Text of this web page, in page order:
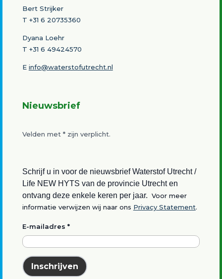
Bert Strijker
T +31 6 20735360
Dyana Loehr
T +31 6 49424570
E info@waterstofutrecht.nl
Nieuwsbrief
Velden met *zijn verplicht.
Schrijf u in voor de nieuwsbrief Waterstof Utrecht /
Life NEW HYTS van de provincie Utrecht en
ontvang deze enkele keren per jaar. Voor meer
informatie verwijzen wij naar ons Privacy Statement.
E-mailadres *
Inschrijven